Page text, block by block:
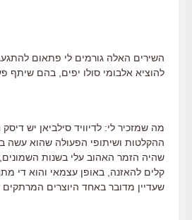
השירים האלה גורמים לי פתאום
להוציא אלבומי סולו יפים, בהם שיתף
מה שמזכיר לי: לדיוויד סילביאן יש
ההקלטות ושיתופי הפעולה שהוא עשה
שהיה הזמר האהוב עלי בשנות
קלים להאזנה, באופן עצמאי והוא די
שעדיין מדובר באחד היוצרים המרתקים